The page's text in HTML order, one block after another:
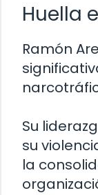
Huella
Ramón
Su
su
la